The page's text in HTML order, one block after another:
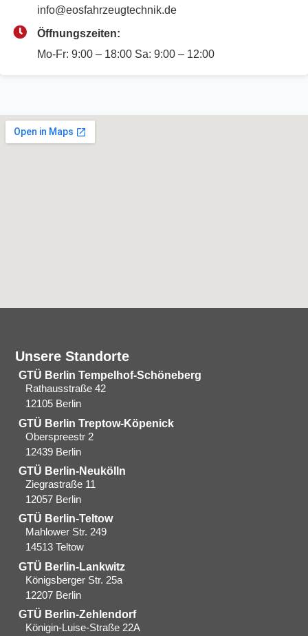
info@eosfahrzeugtechnik.de
Öffnungszeiten:
Mo-Fr: 9:00 – 18:00 Sa: 9:00 – 12:00
Unsere Standorte
GTÜ Berlin Tempelhof-Schöneberg
Rathausstraße 42
12105 Berlin
GTÜ Berlin Treptow-Köpenick
Oberspreestr 2
12439 Berlin​
GTÜ Berlin-Neukölln
Ziegrastraße 11
12057 Berlin
GTÜ Berlin-Teltow
Mahlower Str. 249
14513 Teltow
GTÜ Berlin-Lankwitz
Königsberger Str. 25a
12207 Berlin
GTÜ Berlin-Zehlendorf
Königin-Luise-Straße 22A